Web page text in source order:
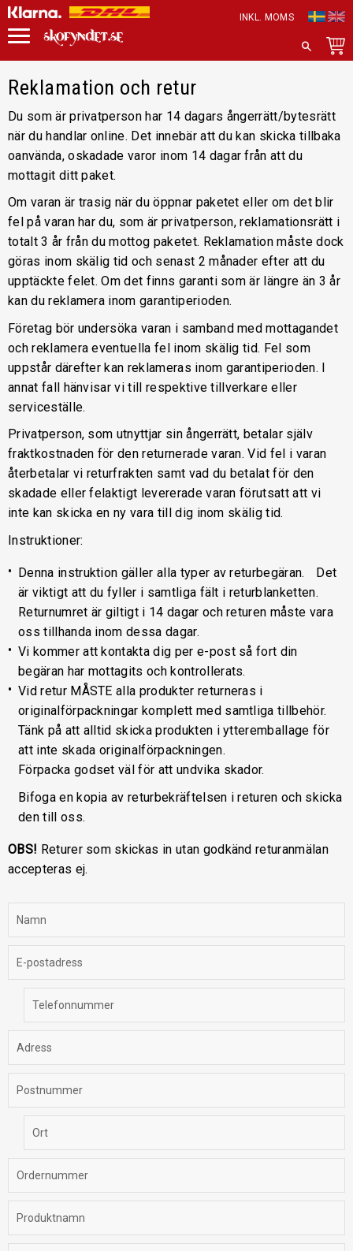
Meny
INKL. MOMS
SÖK
Reklamation och retur
Du som är privatperson har 14 dagars ångerrätt/bytesrätt
när du handlar online. Det innebär att du kan skicka tillbaka
oanvända, oskadade varor inom 14 dagar från att du
mottagit ditt paket.
Om varan är trasig när du öppnar paketet eller om det blir
fel på varan har du, som är privatperson, reklamationsrätt i
totalt 3 år från du mottog paketet. Reklamation måste dock
göras inom skälig tid och senast 2 månader efter att du
upptäckte felet. Om det finns garanti som är längre än 3 år
kan du reklamera inom garantiperioden.
Företag bör undersöka varan i samband med mottagandet
och reklamera eventuella fel inom skälig tid. Fel som
uppstår därefter kan reklameras inom garantiperioden. I
annat fall hänvisar vi till respektive tillverkare eller
serviceställe.
Privatperson, som utnyttjar sin ångerrätt, betalar själv
fraktkostnaden för den returnerade varan. Vid fel i varan
återbetalar vi returfrakten samt vad du betalat för den
skadade eller felaktigt levererade varan förutsatt att vi
inte kan skicka en ny vara till dig inom skälig tid.
Instruktioner:
Denna instruktion gäller alla typer av returbegäran. Det
är viktigt att du fyller i samtliga fält i returblanketten.
Returnumret är giltigt i 14 dagar och returen måste vara
oss tillhanda inom dessa dagar.
Vi kommer att kontakta dig per e-post så fort din
begäran har mottagits och kontrollerats.
Vid retur MÅSTE alla produkter returneras i
originalförpackningar komplett med samtliga tillbehör.
Tänk på att alltid skicka produkten i ytteremballage för
att inte skada originalförpackningen.
Förpacka godset väl för att undvika skador.
Bifoga en kopia av returbekräftelsen i returen och skicka
den till oss.
OBS! Returer som skickas in utan godkänd returanmälan
accepteras ej.